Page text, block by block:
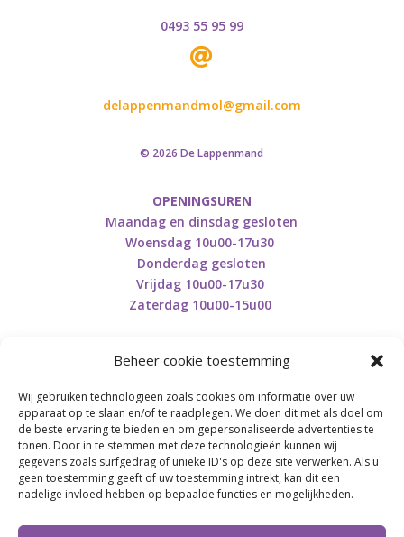
Beheer cookie toestemming
Wij gebruiken technologieën zoals cookies om informatie over uw
apparaat op te slaan en/of te raadplegen. We doen dit met als doel om
de beste ervaring te bieden en om gepersonaliseerde advertenties te
tonen. Door in te stemmen met deze technologieën kunnen wij
gegevens zoals surfgedrag of unieke ID's op deze site verwerken. Als u
geen toestemming geeft of uw toestemming intrekt, kan dit een
nadelige invloed hebben op bepaalde functies en mogelijkheden.
0493 55 95 99

delappenmandmol@gmail.com
© 2026 De Lappenmand
OPENINGSUREN
Maandag en dinsdag gesloten
Woensdag 10u00-17u30
Donderdag gesloten
Vrijdag 10u00-17u30
Zaterdag 10u00-15u00
Retourneren en herroepen
BE0746.853.082
BREI- EN HAAK-ATELJEE